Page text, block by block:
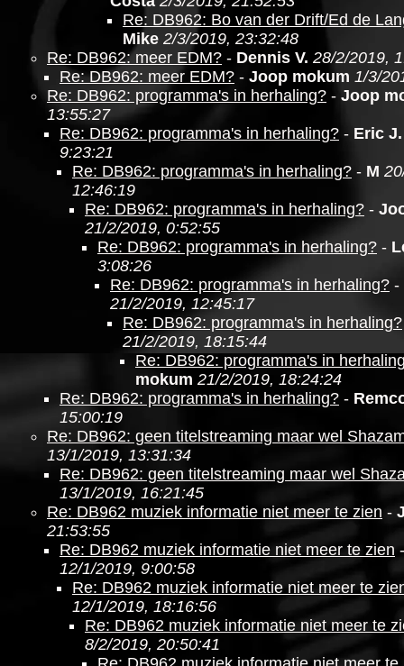
Re: DB962: Bo van der Drift/Ed de
Mike 2/3/2019, 23:32:48
Re: DB962: meer EDM? - Dennis V. 28/2/2019,
Re: DB962: meer EDM? - Joop mokum 1/3/
Re: DB962: programma's in herhaling? - Joop
13:55:27
Re: DB962: programma's in herhaling? - Eric J.
9:23:21
Re: DB962: programma's in herhaling? - M
12:46:19
Re: DB962: programma's in herhaling? -
21/2/2019, 0:52:55
Re: DB962: programma's in herhaling? -
3:08:26
Re: DB962: programma's in herhaling? -
21/2/2019, 12:45:17
Re: DB962: programma's in herhaling?
21/2/2019, 18:15:44
Re: DB962: programma's in
mokum 21/2/2019, 18:24:24
Re: DB962: programma's in herhaling? -
15:00:19
Re: DB962: geen titelstreaming maar wel
13/1/2019, 13:31:34
Re: DB962: geen titelstreaming maar wel
13/1/2019, 16:21:45
Re: DB962 muziek informatie niet meer te zien -
21:53:55
Re: DB962 muziek informatie niet meer te zien
12/1/2019, 9:00:58
Re: DB962 muziek informatie niet meer te
12/1/2019, 18:16:56
Re: DB962 muziek informatie niet meer te
8/2/2019, 20:50:41